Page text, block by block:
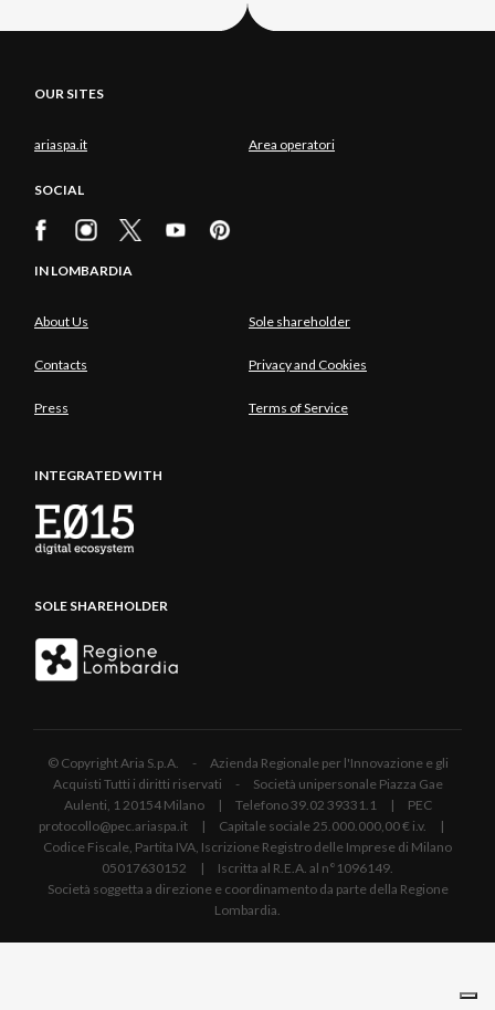
OUR SITES
ariaspa.it Area operatori
SOCIAL
IN LOMBARDIA
About Us Sole shareholder
Contacts Privacy and Cookies
Press Terms of Service
INTEGRATED WITH
SOLE SHAREHOLDER
© Copyright Aria S.p.A. - Azienda Regionale per l'Innovazione e gli
Acquisti Tutti i diritti riservati - Società unipersonale Piazza Gae
Aulenti, 1 20154 Milano | Telefono 39.02 39331.1 | PEC
protocollo@pec.ariaspa.it | Capitale sociale 25.000.000,00 € i.v. |
Codice Fiscale, Partita IVA, Iscrizione Registro delle Imprese di Milano
05017630152 | Iscritta al R.E.A. al n°1096149.
Società soggetta a direzione e coordinamento da parte della Regione
Lombardia.